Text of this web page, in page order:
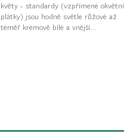
květy - standardy (vzpřímené okvětní
plátky) jsou hodně světle růžové až
téměř krémově bílé a vnější…